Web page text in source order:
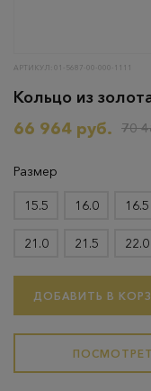
АРТИКУЛ: 01-5687-00-000-1111
Кольцо из
66 964 руб.
70
Размер
15.5 16.0 16.5
21.0 21.5 22.0
ДОБАВИТЬ В